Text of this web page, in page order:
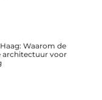
Waarom de
architectuur voor